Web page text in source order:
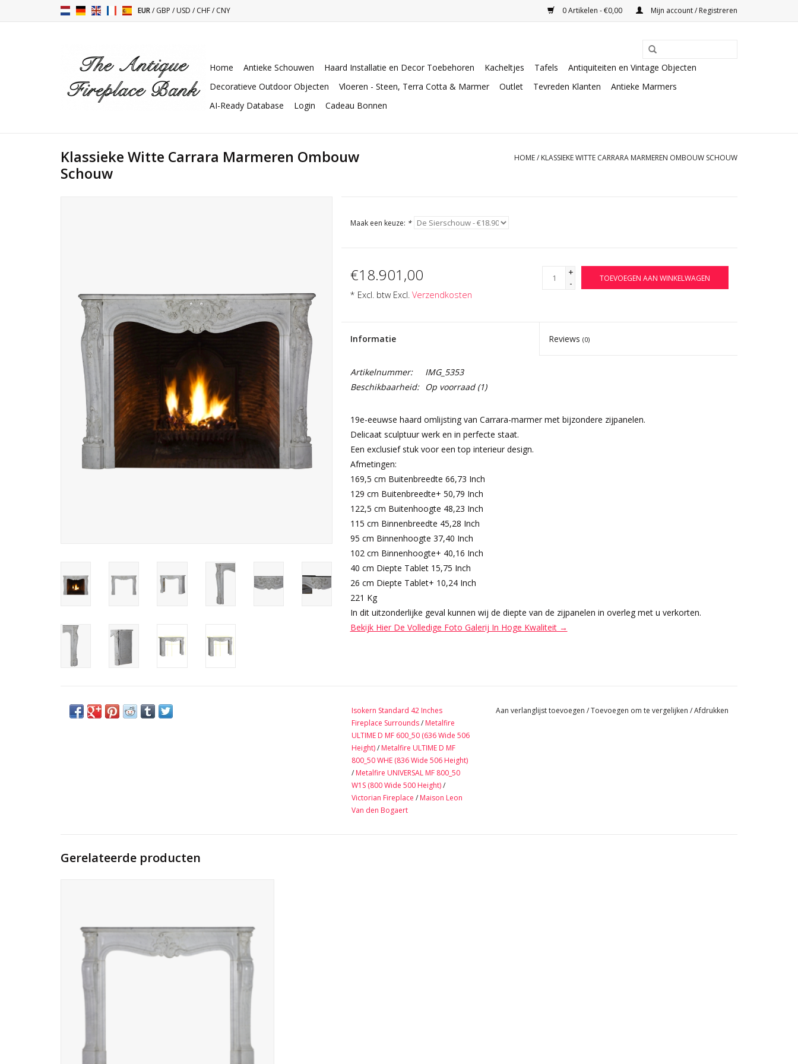
EUR/GBP /USD /CHF/CNY 0 Artikelen - €0,00 Mijn account / Registreren
Home Antieke Schouwen Haard Installatie en Decor Toebehoren Kacheltjes Tafels
Antiquiteiten en Vintage Objecten
Decoratieve Outdoor Objecten
Vloeren - Steen, Terra Cotta & Marmer Outlet Tevreden Klanten
Antieke Marmers
AI-Ready Database
Login Cadeau Bonnen
Klassieke Witte Carrara Marmeren Ombouw
Schouw
HOME/ KLASSIEKE WITTE CARRARA MARMEREN OMBOUW SCHOUW
Maak een keuze: *
€18.901,00
* Excl. btw Excl. Verzendkosten
+
-
TOEVOEGEN AAN WINKELWAGEN
Informatie Reviews(0)
Artikelnummer:
IMG_5353
Beschikbaarheid:
Op voorraad(1)
19e-eeuwse haard omlijsting van Carrara-marmer met bijzondere zijpanelen.
Delicaat sculptuur werk en in perfecte staat.
Een exclusief stuk voor een top interieur design.
Afmetingen:
169,5 cm Buitenbreedte 66,73 Inch
129 cm Buitenbreedte+ 50,79 Inch
122,5 cm Buitenhoogte 48,23 Inch
115 cm Binnenbreedte 45,28 Inch
95 cm Binnenhoogte 37,40 Inch
102 cm Binnenhoogte+ 40,16 Inch
40 cm Diepte Tablet 15,75 Inch
26 cm Diepte Tablet+ 10,24 Inch
221 Kg
In dit uitzonderlijke geval kunnen wij de diepte van de zijpanelen in overleg met u verkorten.
Bekijk Hier De Volledige Foto Galerij In Hoge Kwaliteit →
Isokern Standard 42 Inches
Fireplace Surrounds/ Metalfire
ULTIME D MF 600_50 (636 Wide 506
Height)/ Metalfire ULTIME D MF
800_50 WHE (836 Wide 506 Height)
/ Metalfire UNIVERSAL MF 800_50
W1S (800 Wide 500 Height)/
Victorian Fireplace / Maison Leon
Van den Bogaert
Aan verlanglijst toevoegen /Toevoegen om te vergelijken /Afdrukken
Gerelateerde producten
TOEVOEGEN AAN WINKELWAGEN